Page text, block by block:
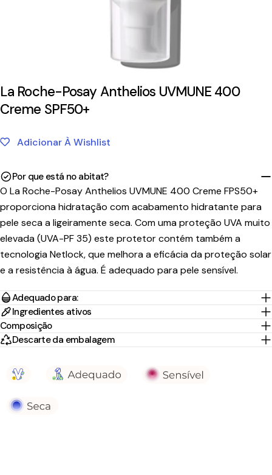
La Roche-Posay Anthelios UVMUNE 400
Creme SPF50+
Adicionar À Wishlist
Por que está no abitat?
O La Roche-Posay Anthelios UVMUNE 400 Creme FPS50+
proporciona hidratação com acabamento hidratante para
pele seca a ligeiramente seca. Com uma proteção UVA muito
elevada (UVA-PF 35) este protetor contém também a
tecnologia Netlock, que melhora a eficácia da proteção solar
e a resistência à água. É adequado para pele sensível.
Adequado para:
Ingredientes ativos
Composição
Descarte da embalagem